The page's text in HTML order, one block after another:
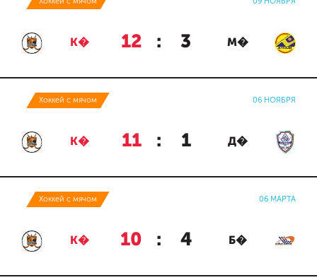
К� 12 : 3 М�
Хоккей с мячом 06 НОЯБРЯ
К� 11 : 1 Д�
Хоккей с мячом 06 МАРТА
К� 10 : 4 Б�